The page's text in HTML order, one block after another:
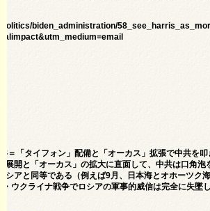
biden_administration/
＝「タイフォン」配備と「オーカス」拡張で中共を
開と「オーカス」の拡大に直面して、中共は口角泡
アと同等である（例えば9月、日本海とオホーツク
ウクライナ戦争でロシアの軍事的威信は完全に失墜